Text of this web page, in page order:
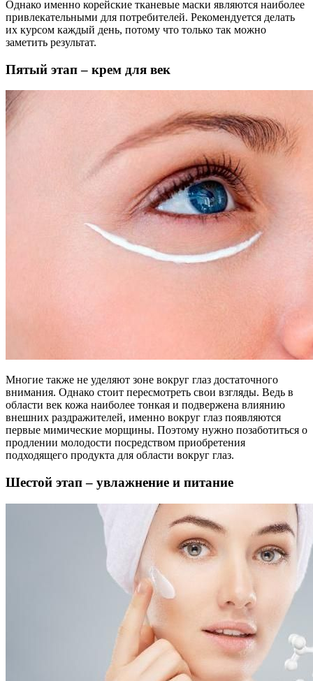
Однако именно корейские тканевые маски являются наиболее
привлекательными для потребителей. Рекомендуется делать
их курсом каждый день, потому что только так можно
заметить результат.
Пятый этап – крем для век
Многие также не уделяют зоне вокруг глаз достаточного
внимания. Однако стоит пересмотреть свои взгляды. Ведь в
области век кожа наиболее тонкая и подвержена влиянию
внешних раздражителей, именно вокруг глаз появляются
первые мимические морщины. Поэтому нужно позаботиться о
продлении молодости посредством приобретения
подходящего продукта для области вокруг глаз.
Шестой этап – увлажнение и питание